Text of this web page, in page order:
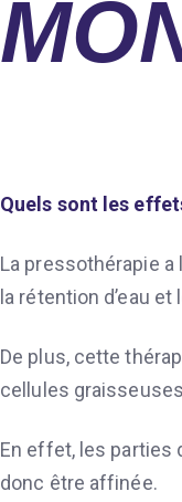
Quels sont les
La pressothérapie a
la rétention d’eau
De plus, cette
cellules
En effet, les parties
donc être affinée.